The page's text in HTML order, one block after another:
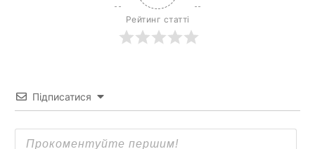
Рейтинг статті
Підписатися